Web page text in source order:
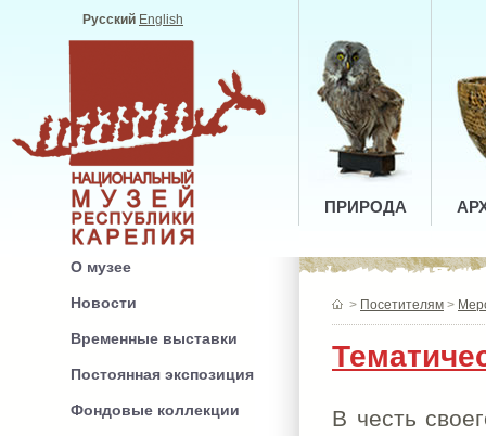
Русский English
ПРИРОДА
О музее
Новости
Временные выставки
Постоянная экспозиция
Фондовые коллекции
> Посетителям >
В честь